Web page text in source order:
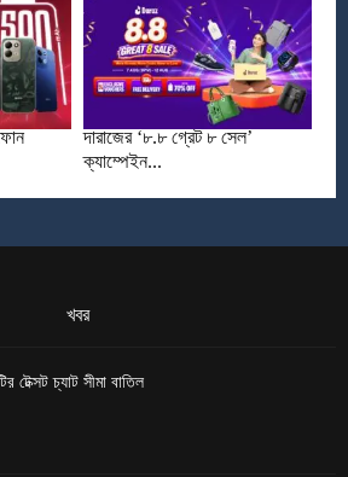
দারাজের ‘৮.৮ গ্রেট ৮ সেল’
ক্যাম্পেইন...
খবর
টেক্সট চ্যাট সীমা বাতিল